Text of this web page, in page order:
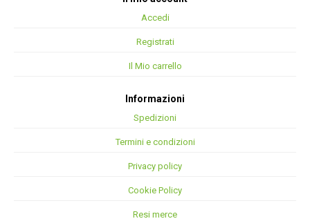
Accedi
Registrati
Il Mio carrello
Informazioni
Spedizioni
Termini e condizioni
Privacy policy
Cookie Policy
Resi merce